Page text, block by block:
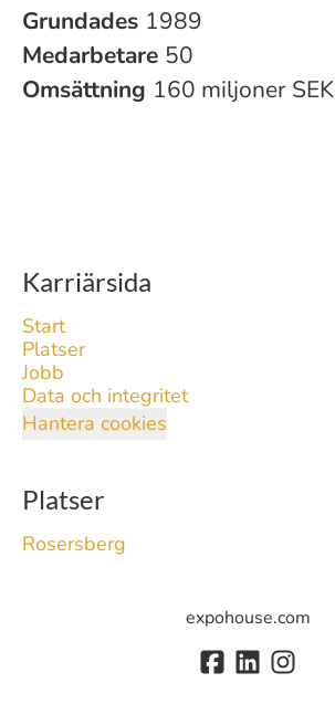
Grundades 1989
Medarbetare 50
Omsättning 160 miljoner SEK
Karriärsida
Start
Platser
Jobb
Data och integritet
Hantera cookies
Platser
Rosersberg
expohouse.com